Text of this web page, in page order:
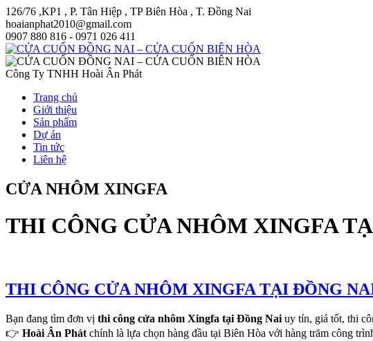
126/76 ,KP1 , P. Tân Hiệp , TP Biên Hòa , T. Đồng Nai
hoaianphat2010@gmail.com
0907 880 816 - 0971 026 411
Công Ty TNHH Hoài Ân Phát
Trang chủ
Giới thiệu
Sản phẩm
Dự án
Tin tức
Liên hệ
CỬA NHÔM XINGFA
THI CÔNG CỬA NHÔM XINGFA
THI CÔNG CỬA NHÔM XINGFA TẠI ĐỒNG
Bạn đang tìm đơn vị thi công cửa nhôm Xingfa tại Đồng Nai uy tín, giá tốt, thi
👉 Hoài Ân Phát chính là lựa chọn hàng đầu tại Biên Hòa với hàng trăm công